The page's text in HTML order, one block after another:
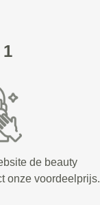
de beauty
onze voordeelprijs.